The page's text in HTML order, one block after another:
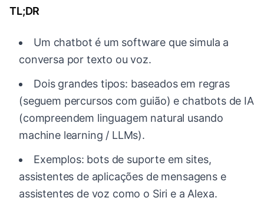
TL;DR
Um chatbot é um software que simula a
conversa por texto ou voz.
Dois grandes tipos: baseados em regras
(seguem percursos com guião) e chatbots de IA
(compreendem linguagem natural usando
machine learning / LLMs).
Exemplos: bots de suporte em sites,
assistentes de aplicações de mensagens e
assistentes de voz como o Siri e a Alexa.